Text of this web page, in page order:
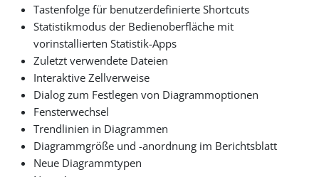
Tastenfolge für benutzerdefinierte Shortcuts
Statistikmodus der Bedienoberfläche mit
vorinstallierten Statistik-Apps
Zuletzt verwendete Dateien
Interaktive Zellverweise
Dialog zum Festlegen von Diagrammoptionen
Fensterwechsel
Trendlinien in Diagrammen
Diagrammgröße und -anordnung im Berichtsblatt
Neue Diagrammtypen